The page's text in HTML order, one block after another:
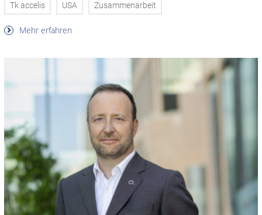
Tk accelis USA Zusammenarbeit
Mehr erfahren